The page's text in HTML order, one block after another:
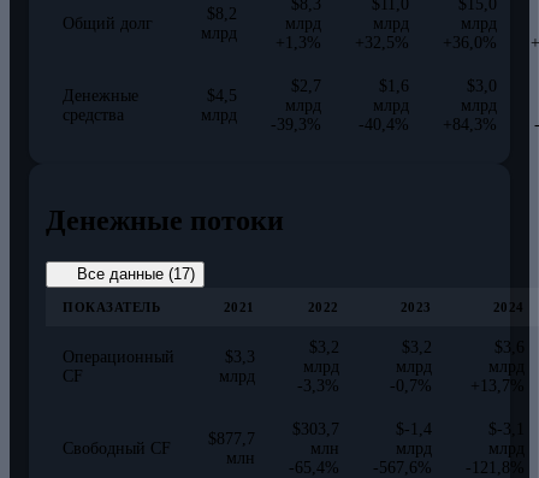
Общий долг
$8,2
млрд
$8,3
млрд
+1,3%
$11,0
млрд
+32,5%
$15,0
млрд
+36,0%
Денежные
средства
$4,5
млрд
$2,7
млрд
-39,3%
$1,6
млрд
-40,4%
$3,0
млрд
+84,3%
Денежные потоки
Все данные (17)
ПОКАЗАТЕЛЬ 2021 2022 2023 2024
Операционный
CF
$3,3
млрд
$3,2
млрд
-3,3%
$3,2
млрд
-0,7%
$3,6
млрд
+13,7%
Свободный CF
$877,7
млн
$303,7
млн
-65,4%
$-1,4
млрд
-567,6%
$-3,1
млрд
-121,8%